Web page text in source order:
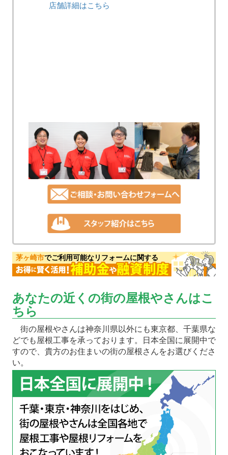
店舗詳細はこちら
茅ヶ崎市でご利用可能なリフォームに関する
あなたの近くの街の屋根やさんはこ
ちら
街の屋根やさんは神奈川県以外にも東京都、千葉県な
どでも屋根工事を承っております。日本全国に展開中で
すので、貴方のお住まいの街の屋根さんをお選びくださ
い。